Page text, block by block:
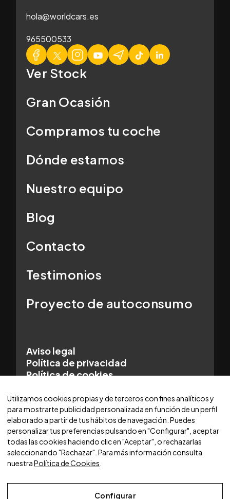
hola@worldcars.es
965500533
Ver Stock
Gran Ocasión
Compramos tu coche
Dónde estamos
Nuestro equipo
Blog
Contacto
Testimonios
Proyecto de autoconsumo
Aviso legal
Política de privacidad
Política de cookies
Utilizamos cookies propias y de terceros con fines analíticos y
para mostrarte publicidad personalizada en función de un perfil
elaborado a partir de tus hábitos de navegación. Puedes
personalizar tus preferencias pulsando en "Configurar", aceptar
todas las cookies haciendo clic en "Aceptar", o rechazarlas
seleccionando "Rechazar". Para más información consulta
nuestraPolítica de Cookies
Configurar